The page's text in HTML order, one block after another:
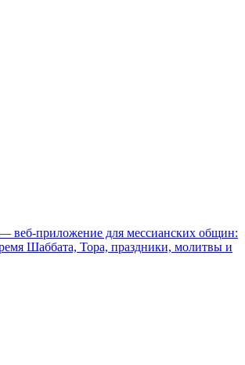
веб-приложение для мессианских общин:
Шаббата, Тора, праздники, молитвы и